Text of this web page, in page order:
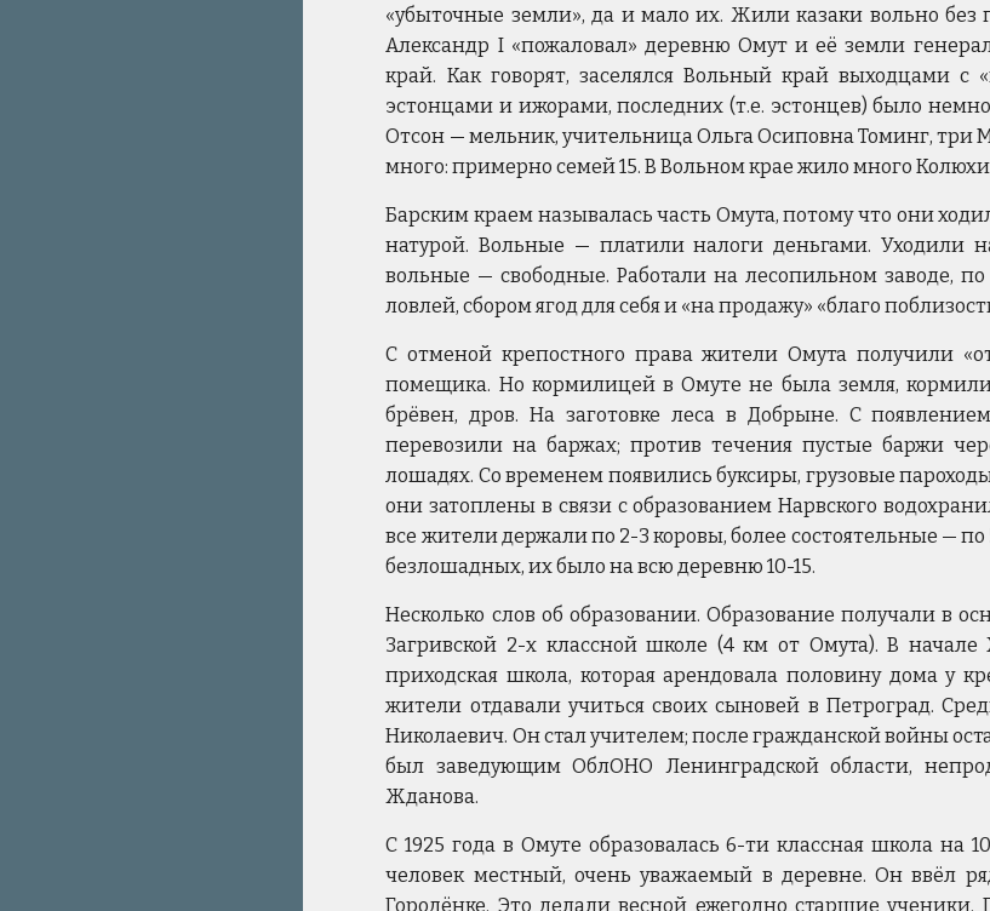
«убыточные земли», да и мало их. Жили казаки вольно
Александр I «пожаловал» деревню Омут и её земли
край. Как говорят, заселялся Вольный край выходцами с
эстонцами и ижорами, последних (т.е. эстонцев) было
Отсон — мельник, учительница Ольга Осиповна Томинг, три
много: примерно семей 15. В Вольном крае жило много
Барским краем называлась часть Омута, потому что они
натурой. Вольные — платили налоги деньгами. Уходили
вольные — свободные. Работали на лесопильном заводе,
ловлей, сбором ягод для себя и «на продажу» «благо
С отменой крепостного права жители Омута получили
помещика. Но кормилицей в Омуте не была земля,
брёвен, дров. На заготовке леса в Добрыне. С
перевозили на баржах; против течения пустые баржи
лошадях. Со временем появились буксиры, грузовые
они затоплены в связи с образованием Нарвского
все жители держали по 2-3 коровы, более состоятельные —
безлошадных, их было на всю деревню 10-15.
Несколько слов об образовании. Образование получали в
Загривской 2-х классной школе (4 км от Омута). В
приходская школа, которая арендовала половину дома у
жители отдавали учиться своих сыновей в Петроград.
Николаевич. Он стал учителем; после гражданской войны
был заведующим ОблОНО Ленинградской области,
Жданова.
С 1925 года в Омуте образовалась 6-ти классная школа на
человек местный, очень уважаемый в деревне. Он ввёл
Городёнке. Это делали весной ежегодно старшие